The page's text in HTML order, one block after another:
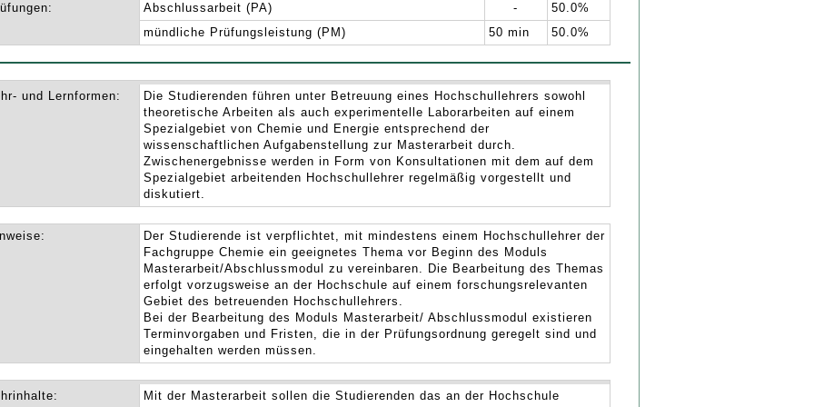
Abschlussarbeit (PA) -
50.0%
mündliche Prüfungsleistung (PM)
50 min 50.0%
und Lernformen:
Die Studierenden führen unter Betreuung eines Hochschullehrers sowohl
theoretische Arbeiten als auch experimentelle Laborarbeiten auf einem
Spezialgebiet von Chemie und Energie entsprechend der
wissenschaftlichen Aufgabenstellung zur Masterarbeit durch.
Zwischenergebnisse werden in Form von Konsultationen mit dem auf dem
Spezialgebiet arbeitenden Hochschullehrer regelmäßig vorgestellt und
diskutiert.
Der Studierende ist verpflichtet, mit mindestens einem Hochschullehrer der
Fachgruppe Chemie ein geeignetes Thema vor Beginn des Moduls
Masterarbeit/Abschlussmodul zu vereinbaren. Die Bearbeitung des Themas
erfolgt vorzugsweise an der Hochschule auf einem forschungsrelevanten
Gebiet des betreuenden Hochschullehrers.
Bei der Bearbeitung des Moduls Masterarbeit/ Abschlussmodul existieren
Terminvorgaben und Fristen, die in der Prüfungsordnung geregelt sind und
eingehalten werden müssen.
Mit der Masterarbeit sollen die Studierenden das an der Hochschule